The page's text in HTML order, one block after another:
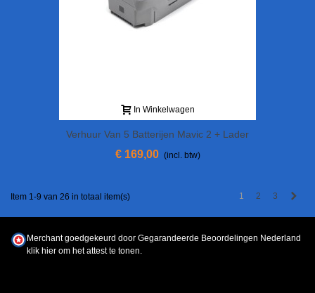
In Winkelwagen
Verhuur Van 5 Batterijen Mavic 2 + Lader
€ 169,00 (incl. btw)
Item 1-9 van 26 in totaal item(s) 1 2 3
Merchant goedgekeurd door Gegarandeerde Beoordelingen Nederland
klik hier om het attest te tonen.